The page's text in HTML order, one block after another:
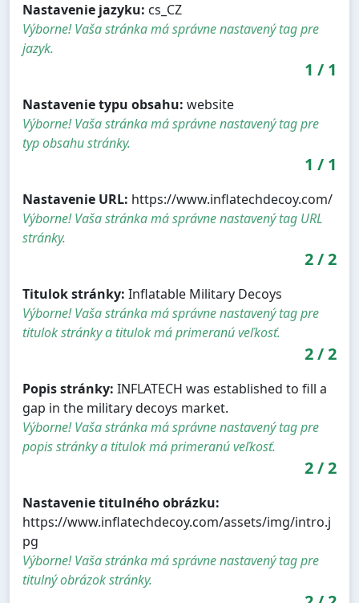
Nastavenie jazyku: cs_CZ
Výborne! Vaša stránka má správne nastavený tag pre
jazyk.
1 / 1
Nastavenie typu obsahu: website
Výborne! Vaša stránka má správne nastavený tag pre
typ obsahu stránky.
1 / 1
Nastavenie URL: https://www.inflatechdecoy.com/
Výborne! Vaša stránka má správne nastavený tag URL
stránky.
2/2
Titulok stránky: Inflatable Military Decoys
Výborne! Vaša stránka má správne nastavený tag pre
titulok stránky a titulok má primeranú veľkosť.
2/2
Popis stránky: INFLATECH was established to fill a
gap in the military decoys market.
Výborne! Vaša stránka má správne nastavený tag pre
popis stránky a titulok má primeranú veľkosť.
2/2
Nastavenie titulného obrázku:
https://www.inflatechdecoy.com/assets/img/intro.j
pg
Výborne! Vaša stránka má správne nastavený tag pre
titulný obrázok stránky.